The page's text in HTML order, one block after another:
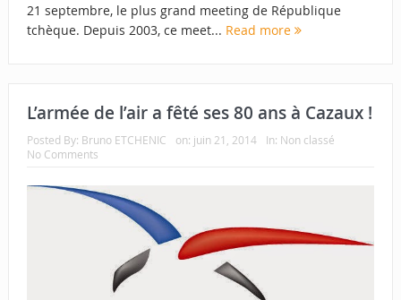
21 septembre, le plus grand meeting de République
tchèque. Depuis 2003, ce meet... Read more
L’armée de l’air a fêté ses 80 ans à Cazaux !
Posted By: Bruno ETCHENIC on: juin 21, 2014 In: Non classé
No Comments